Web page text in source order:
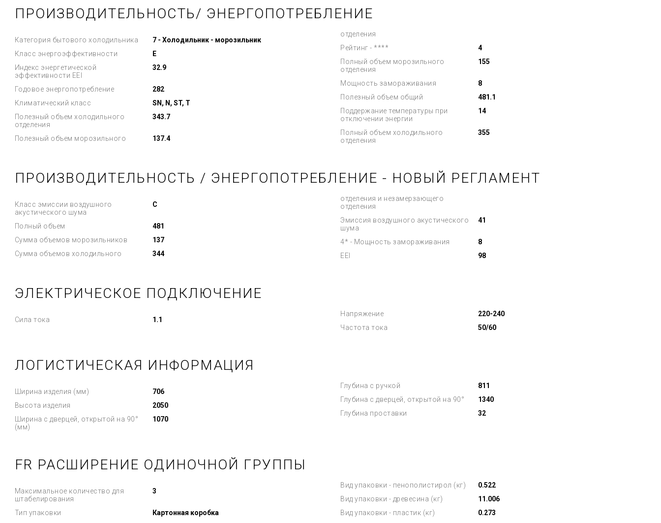
ПРОИЗВОДИТЕЛЬНОСТЬ/ ЭНЕРГОПОТРЕБЛЕНИЕ
Категория бытового холодильника
7 - Холодильник - морозильник
Класс энергоэффективности
E
Индекс энергетической
эффективности EEI
32.9
Годовое энергопотребление
282
Климатический класс
SN, N, ST, T
Полезный объем холодильного
отделения
343.7
Полезный объем морозильного
отделения
137.4
Рейтинг - ****
4
Полный объем морозильного
отделения
155
Мощность замораживания
8
Полезный объем общий
481.1
Поддержание температуры при
отключении энергии
14
Полный объем холодильного
отделения
355
ПРОИЗВОДИТЕЛЬНОСТЬ / ЭНЕРГОПОТРЕБЛЕНИЕ - НОВЫЙ РЕГЛАМЕНТ
Класс эмиссии воздушного
акустического шума
C
Полный объем
481
Сумма объемов морозильников
137
Сумма объемов холодильного
отделения и незамерзающего
отделения
344
Эмиссия воздушного акустического
шума
41
4* - Мощность замораживания
8
EEI
98
ЭЛЕКТРИЧЕСКОЕ ПОДКЛЮЧЕНИЕ
Сила тока 1.1
Напряжение
220-240
Частота тока
50/60
ЛОГИСТИЧЕСКАЯ ИНФОРМАЦИЯ
Ширина изделия (мм)
706
Высота изделия
2050
Ширина с дверцей, открытой на 90°
(мм)
1070
Глубина с ручкой
811
Глубина с дверцей, открытой на 90°
1340
Глубина проставки
32
FR РАСШИРЕНИЕ ОДИНОЧНОЙ ГРУППЫ
Максимальное количество для
штабелирования
3
Тип упаковки
Картонная коробка
Вид упаковки - пенополистирол (кг)
0.522
Вид упаковки - древесина (кг)
11.006
Вид упаковки - пластик (кг)
0.273